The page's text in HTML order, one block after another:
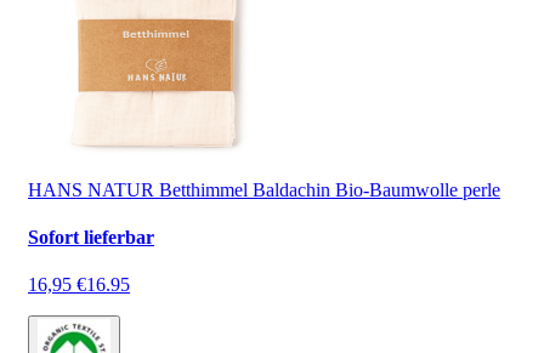
HANS NATUR Betthimmel Baldachin Bio-Baumwolle perle
Sofort lieferbar
16,95 €16.95